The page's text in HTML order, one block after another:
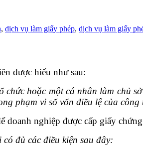
, dịch vụ làm giấy phép, dịch vụ làm giấy
được hiểu như sau:
hoặc một cá nhân làm chủ
phạm vi số vốn điều lệ của công
nghiệp được cấp giấy
đủ các điều kiện sau đây: